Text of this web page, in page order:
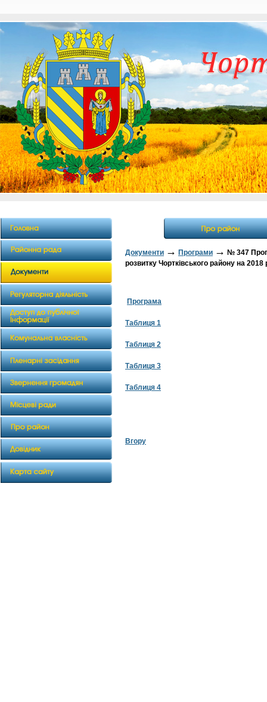
Документи → Програми → № 347
розвитку Чортківського району на 2018
Програма
Таблиця 1
Таблиця 2
Таблиця 3
Таблиця 4
Вгору